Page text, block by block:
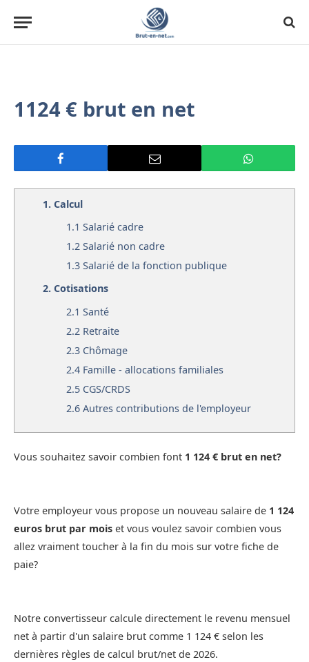
1124 € brut en net
1. Calcul
1.1 Salarié cadre
1.2 Salarié non cadre
1.3 Salarié de la fonction publique
2. Cotisations
2.1 Santé
2.2 Retraite
2.3 Chômage
2.4 Famille - allocations familiales
2.5 CGS/CRDS
2.6 Autres contributions de l'employeur
Vous souhaitez savoir combien font 1 124 € brut en net?
Votre employeur vous propose un nouveau salaire de 1 124
euros brut par mois et vous voulez savoir combien vous
allez vraiment toucher à la fin du mois sur votre fiche de
paie?
Notre convertisseur calcule directement le revenu mensuel
net à partir d'un salaire brut comme 1 124 € selon les
dernières règles de calcul brut/net de 2026.